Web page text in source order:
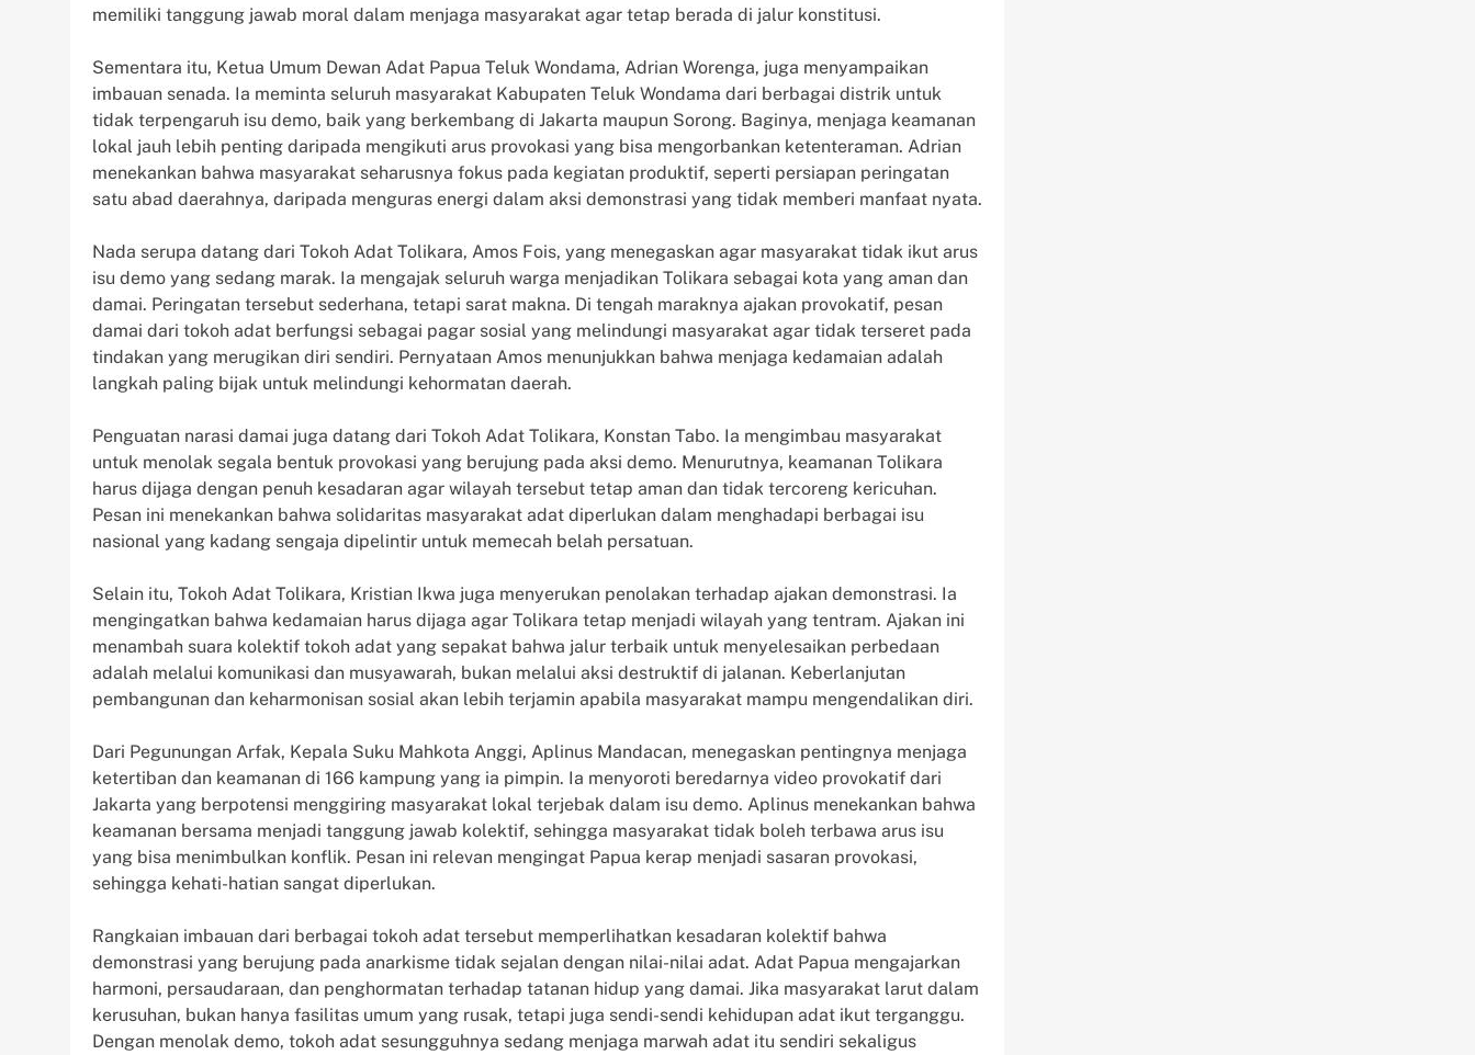
memiliki tanggung jawab moral dalam menjaga masyarakat agar tetap berada di jalur konstitusi.
Sementara itu, Ketua Umum Dewan Adat Papua Teluk Wondama, Adrian Worenga, juga menyampaikan
imbauan senada. Ia meminta seluruh masyarakat Kabupaten Teluk Wondama dari berbagai distrik untuk
tidak terpengaruh isu demo, baik yang berkembang di Jakarta maupun Sorong. Baginya, menjaga keamanan
lokal jauh lebih penting daripada mengikuti arus provokasi yang bisa mengorbankan ketenteraman. Adrian
menekankan bahwa masyarakat seharusnya fokus pada kegiatan produktif, seperti persiapan peringatan
satu abad daerahnya, daripada menguras energi dalam aksi demonstrasi yang tidak memberi manfaat nyata.
Nada serupa datang dari Tokoh Adat Tolikara, Amos Fois, yang menegaskan agar masyarakat tidak ikut arus
isu demo yang sedang marak. Ia mengajak seluruh warga menjadikan Tolikara sebagai kota yang aman dan
damai. Peringatan tersebut sederhana, tetapi sarat makna. Di tengah maraknya ajakan provokatif, pesan
damai dari tokoh adat berfungsi sebagai pagar sosial yang melindungi masyarakat agar tidak terseret pada
tindakan yang merugikan diri sendiri. Pernyataan Amos menunjukkan bahwa menjaga kedamaian adalah
langkah paling bijak untuk melindungi kehormatan daerah.
Penguatan narasi damai juga datang dari Tokoh Adat Tolikara, Konstan Tabo. Ia mengimbau masyarakat
untuk menolak segala bentuk provokasi yang berujung pada aksi demo. Menurutnya, keamanan Tolikara
harus dijaga dengan penuh kesadaran agar wilayah tersebut tetap aman dan tidak tercoreng kericuhan.
Pesan ini menekankan bahwa solidaritas masyarakat adat diperlukan dalam menghadapi berbagai isu
nasional yang kadang sengaja dipelintir untuk memecah belah persatuan.
Selain itu, Tokoh Adat Tolikara, Kristian Ikwa juga menyerukan penolakan terhadap ajakan demonstrasi. Ia
mengingatkan bahwa kedamaian harus dijaga agar Tolikara tetap menjadi wilayah yang tentram. Ajakan ini
menambah suara kolektif tokoh adat yang sepakat bahwa jalur terbaik untuk menyelesaikan perbedaan
adalah melalui komunikasi dan musyawarah, bukan melalui aksi destruktif di jalanan. Keberlanjutan
pembangunan dan keharmonisan sosial akan lebih terjamin apabila masyarakat mampu mengendalikan diri.
Dari Pegunungan Arfak, Kepala Suku Mahkota Anggi, Aplinus Mandacan, menegaskan pentingnya menjaga
ketertiban dan keamanan di 166 kampung yang ia pimpin. Ia menyoroti beredarnya video provokatif dari
Jakarta yang berpotensi menggiring masyarakat lokal terjebak dalam isu demo. Aplinus menekankan bahwa
keamanan bersama menjadi tanggung jawab kolektif, sehingga masyarakat tidak boleh terbawa arus isu
yang bisa menimbulkan konflik. Pesan ini relevan mengingat Papua kerap menjadi sasaran provokasi,
sehingga kehati-hatian sangat diperlukan.
Rangkaian imbauan dari berbagai tokoh adat tersebut memperlihatkan kesadaran kolektif bahwa
demonstrasi yang berujung pada anarkisme tidak sejalan dengan nilai-nilai adat. Adat Papua mengajarkan
harmoni, persaudaraan, dan penghormatan terhadap tatanan hidup yang damai. Jika masyarakat larut dalam
kerusuhan, bukan hanya fasilitas umum yang rusak, tetapi juga sendi-sendi kehidupan adat ikut terganggu.
Dengan menolak demo, tokoh adat sesungguhnya sedang menjaga marwah adat itu sendiri sekaligus